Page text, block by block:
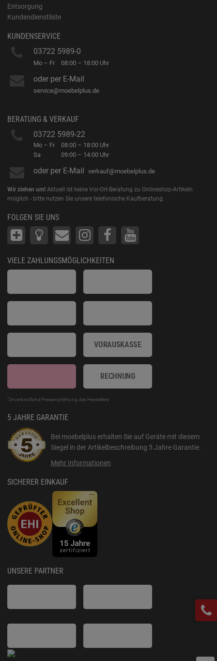
Entsorgung
Kundendienstliste
KUNDENSERVICE
03722 5989-0
Mo – Fr 08:00 – 18:00 Uhr
oder per E-Mail
service@moebelplus.de
BERATUNG & VERKAUF
03722 5989-22
Mo – Fr
Sa
08:00 – 18:00 Uhr
09:00 – 14:00 Uhr
oder per E-Mail verkauf@moebelplus.de
Wir ziehen um! Aktuell ist keine Vor-Ort-Beratung zu Onlineshop-Artikeln
möglich - bitte nutzen Sie unsere telefonische Kaufberatung.
FOLGEN SIE UNS
VIELE ZAHLUNGSMÖGLICHKEITEN
VORAUSKASSE
RECHNUNG
*Unverbindliche Preisempfehlung des Herstellers
5 JAHRE GARANTIE
Bei moebelplus erhalten Sie auf Geräte mit diesem
Siegel in der Artikelbeschreibung 5 Jahre Garantie.
Mehr Informationen
SICHERER EINKAUF
UNSERE PARTNER